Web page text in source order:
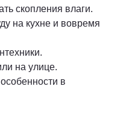
скопления влаги.
на кухне и вовремя
на улице.
в